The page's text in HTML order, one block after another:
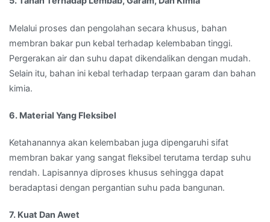
Melalui proses dan pengolahan secara khusus, bahan
membran bakar pun kebal terhadap kelembaban tinggi.
Pergerakan air dan suhu dapat dikendalikan dengan mudah.
Selain itu, bahan ini kebal terhadap terpaan garam dan bahan
kimia.
6. Material Yang Fleksibel
Ketahanannya akan kelembaban juga dipengaruhi sifat
membran bakar yang sangat fleksibel terutama terdap suhu
rendah. Lapisannya diproses khusus sehingga dapat
beradaptasi dengan pergantian suhu pada bangunan.
7. Kuat Dan Awet